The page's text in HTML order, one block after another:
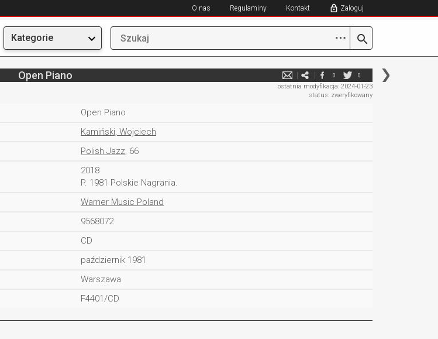
O nas Regulaminy Kontakt Zaloguj
Kategorie ⋯
Open Piano 0 0
ostatnia modyfikacja: 2024-01-23
status: zweryfikowany
Open Piano
Kamiński, Wojciech
Polish Jazz, 66
2018
P. 1981 Polskie Nagrania.
Warner Music Poland
9568072
CD
październik 1981
Warszawa
F4401/CD